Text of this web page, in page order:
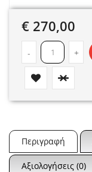
€ 270,00
- +
Περιγραφή
Αξιολογήσεις (0)